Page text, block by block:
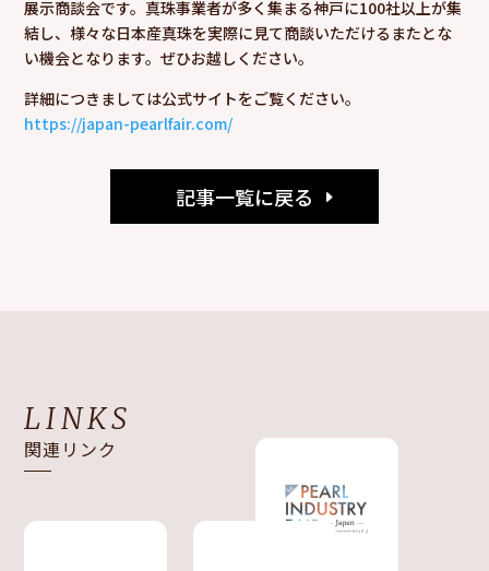
展示商談会です。真珠事業者が多く集まる神戸に100社以上が集
結し、様々な日本産真珠を実際に見て商談いただけるまたとな
い機会となります。ぜひお越しください。
詳細につきましては公式サイトをご覧ください。
https://japan-pearlfair.com/
記事一覧に戻る
LINKS
関連リンク